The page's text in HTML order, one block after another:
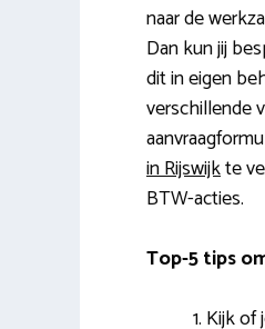
naar de
Dan kun jij
dit in eigen
verschillende
in Rijswijkte
BTW-acties.
Top-5 tips
Kijk of